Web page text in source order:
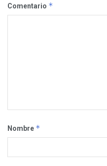
Comentario *
Nombre *